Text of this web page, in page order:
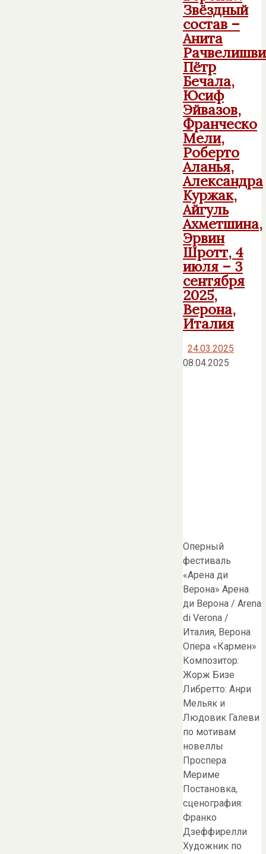
Звёздный
состав –
Анита
Пётр
Бечала,
Юсиф
Эйвазов,
Франческо
Мели,
Роберто
Аланья,
Александра
Куржак,
Айгуль
Ахметшина,
Эрвин
Шротт, 4
июля – 3
сентября
2025,
Верона,
Италия
24.03.2025
08.04.2025
Оперный
фестиваль
«Арена ди
Верона» Арена
ди Верона / Arena
di Verona /
Италия, Верона
Опера «Кармен»
Композитор:
Жорж Бизе
Либретто: Анри
Мельяк и
Людовик Галеви
по мотивам
новеллы
Проспера
Мериме
Постановка,
сценография:
Франко
Дзеффирелли
Художник по